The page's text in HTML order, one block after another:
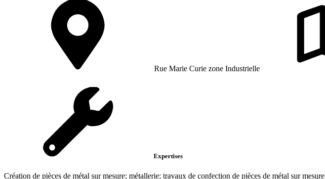
Rue Marie Curie zone Industrielle
Expertises
Création de pièces de métal sur mesure; métallerie; travaux de confection de pièces de métal sur mesure